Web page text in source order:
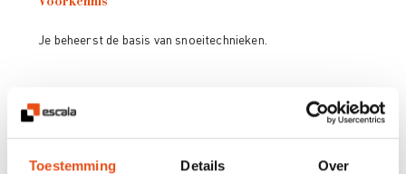
Toestemming Details Over
Je beheerst de basis van snoeitechnieken.
we dieper in op: